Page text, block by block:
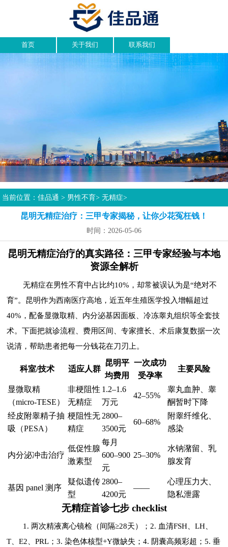
首页 关于我们 联系我们
当前位置：佳品通 > 男性不育>无精症>
昆明无精症治疗：三甲专家揭秘，让你少花冤枉钱！
时间：2026-05-06
昆明无精症治疗的真实路径：三甲专家经验与本地
资源全解析
无精症在男性不育中占比约10%，却常被误认为是“绝对不
育”。昆明作为西南医疗高地，近五年生殖医学投入增幅超过
40%，配备显微取精、内分泌基因面板、冷冻睾丸组织等全套技
术。下面把就诊流程、费用区间、专家擅长、术后康复数据一次
说清，帮助患者把每一分钱花在刀刃上。
科室/技术 适应人群
昆明平
均费用
一次成功
受孕率
主要风险
显微取精
（micro-TESE）
非梗阻性
无精症
1.2–1.6
万元
42–55%
睾丸血肿、睾
酮暂时下降
经皮附睾精子抽
吸（PESA）
梗阻性无
精症
2800–
3500元
60–68%
附睾纤维化、
感染
内分泌冲击治疗
低促性腺
激素型
每月
600–900
元
25–30%
水钠潴留、乳
腺发育
基因 panel 测序
疑似遗传
型
2800–
4200元
——
心理压力大、
隐私泄露
无精症首诊七步 checklist
1. 两次精液离心镜检（间隔≥28天）；2. 血清FSH、LH、
T、E2、PRL；3. 染色体核型+Y微缺失；4. 阴囊高频彩超；5. 垂